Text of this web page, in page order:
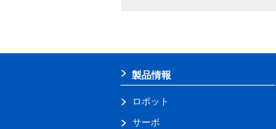
製品情報
ロボット
サーボ